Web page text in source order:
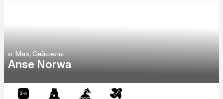
о. Маэ, Сейшелы
Anse Norwa